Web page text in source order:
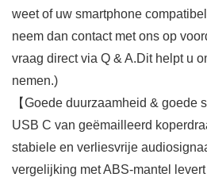
weet of uw smartphone
neem dan contact met ons op
vraag direct via Q & A.Dit helpt u
nemen.)
【Goede duurzaamheid & goede
USB C van geëmailleerd
stabiele en verliesvrije
vergelijking met ABS-mantel